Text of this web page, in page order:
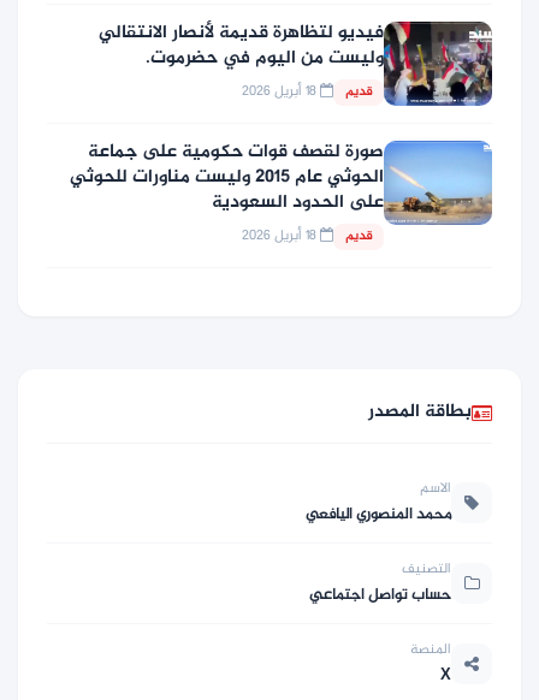
فيديو لتظاهرة قديمة لأنصار الانتقالي
وليست من اليوم في حضرموت.
قديم
صورة لقصف قوات حكومية على جماعة
الحوثي عام 2015 وليست مناورات للحوثي
على الحدود السعودية
قديم
بطاقة المصدر
الاسم
محمد المنصوري اليافعي
التصنيف
حساب تواصل اجتماعي
المنصة
X